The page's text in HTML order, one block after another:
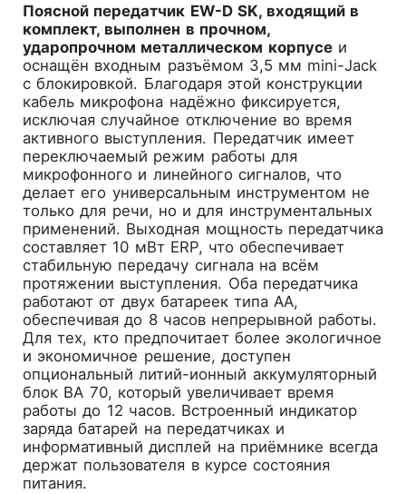
Поясной передатчик EW-D SK, входящий в
комплект, выполнен в прочном,
ударопрочном металлическом корпусеи
оснащён входным разъёмом 3,5 мм mini-Jack
с блокировкой. Благодаря этой конструкции
кабель микрофона надёжно фиксируется,
исключая случайное отключение во время
активного выступления. Передатчик имеет
переключаемый режим работы для
микрофонного и линейного сигналов, что
делает его универсальным инструментом не
только для речи, но и для инструментальных
применений. Выходная мощность передатчика
составляет 10 мВт ERP, что обеспечивает
стабильную передачу сигнала на всём
протяжении выступления. Оба передатчика
работают от двух батареек типа AA,
обеспечивая до 8 часов непрерывной работы.
Для тех, кто предпочитает более экологичное
и экономичное решение, доступен
опциональный литий-ионный аккумуляторный
блок BA 70, который увеличивает время
работы до 12 часов. Встроенный индикатор
заряда батарей на передатчиках и
информативный дисплей на приёмнике всегда
держат пользователя в курсе состояния
питания.